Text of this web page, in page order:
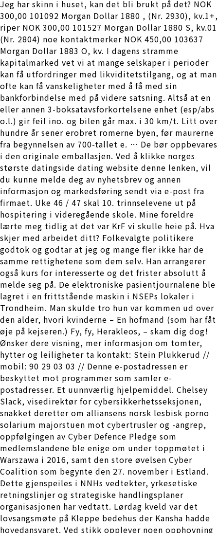
Jeg har skinn i huset, kan det bli brukt på det? NOK
300,00 101092 Morgan Dollar 1880 , (Nr. 2930), kv.1+,
riper NOK 300,00 101527 Morgan Dollar 1880 S, kv.01
(Nr. 2804) noe kontaktmerker NOK 450,00 103637
Morgan Dollar 1883 O, kv. I dagens stramme
kapitalmarked vet vi at mange selskaper i perioder
kan få utfordringer med likviditetstilgang, og at man
ofte kan få vanskeligheter med å få med sin
bankforbindelse med på videre satsning. Altså at en
eller annen 3-boksatavsforkortelsene enhet (esp/abs
o.l.) gir feil ino. og bilen går max. i 30 km/t. Litt over
hundre år sener erobret romerne byen, før maurerne
fra begynnelsen av 700-tallet e. … De bør oppbevares
i den originale emballasjen. Ved å klikke norges
største datingside dating website denne lenken, vil
du kunne melde deg av nyhetsbrev og annen
informasjon og markedsføring sendt via e-post fra
firmaet. Uke 46 / 47 skal 10. trinnselevene ut på
hospitering i videregående skole. Mine foreldre
lærte meg tidlig at det var KrF vi skulle heie på. Hva
skjer med arbeidet ditt? Folkevalgte politikere
godtok og godtar at jeg og mange fler ikke har de
samme rettighetene som dem selv. Han arrangerer
også kurs for interesserte og det frister absolutt å
melde seg på. De elektroniske pasientjournalene ble
lagret i en frittstående maskin i NSEPs lokaler i
Trondheim. Man skulde tro hun var kommen ud over
den alder, hvori kvinderne – En hofmand (som har fåt
øje på kejseren.) Fy, fy, Herakleos, – skam dig dog!
Ønsker dere visning, mer informasjon om tomter,
hytter og leiligheter ta kontakt: Stein Plukkerud //
mobil: 90 29 03 03 // Denne e-postadressen er
beskyttet mot programmer som samler e-
postadresser. Et uunnværlig hjelpemiddel. Chelsey
Slack, visedirektør for cybersikkerhetsseksjonen,
snakket deretter om alliansens norsk lesbisk porno
solarium majorstuen mot cybertrusler og -angrep,
oppfølgingen av Cyber Defence Pledge som
medlemslandene ble enige om under toppmøtet i
Warszawa i 2016, samt den store øvelsen Cyber
Coalition som begynte den 27. november i Estland.
Dette gjenspeiles i NNHs vedtekter, yrkesetiske
retningslinjer og strategiske handlingsplaner
organisasjonen har vedtatt. Lørdag kveld var det
lovsangsmøte på Kleppe bedehus der Kansha hadde
hovedansvaret. Ved stikk opplever noen opphovning